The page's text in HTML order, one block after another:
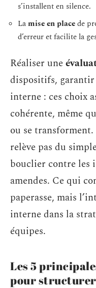
s’installent en silence.
Lamise en placede
d’erreur et facilite la
Réaliser une
dispositifs, garantir
interne : ces choix
cohérente, même
ou se transforment.
relève pas du
bouclier contre les
amendes. Ce qui
paperasse, mais
interne dans la
équipes.
Les 5
pour